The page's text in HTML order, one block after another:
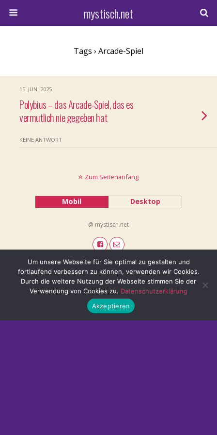
mystisch.net
Tags › Arcade-Spiel
15. JUNI 2025
Polybius – das Arcade-Spiel, das es
vermutlich nie gegeben hat
KEINE ANTWORT
Zum Seitenanfang
Mobil Desktop
@ mystisch.net
Um unsere Webseite für Sie optimal zu gestalten und
fortlaufend verbessern zu können, verwenden wir Cookies.
Durch die weitere Nutzung der Webseite stimmen Sie der
Verwendung von Cookies zu. Datenschutzerklärung
Akzeptieren